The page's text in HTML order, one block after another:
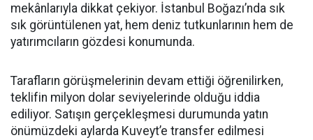
mekânlarıyla dikkat çekiyor. İstanbul Boğazı’nda sık
sık görüntülenen yat, hem deniz tutkunlarının hem de
yatırımcıların gözdesi konumunda.
Tarafların görüşmelerinin devam ettiği öğrenilirken,
teklifin milyon dolar seviyelerinde olduğu iddia
ediliyor. Satışın gerçekleşmesi durumunda yatın
önümüzdeki aylarda Kuveyt’e transfer edilmesi